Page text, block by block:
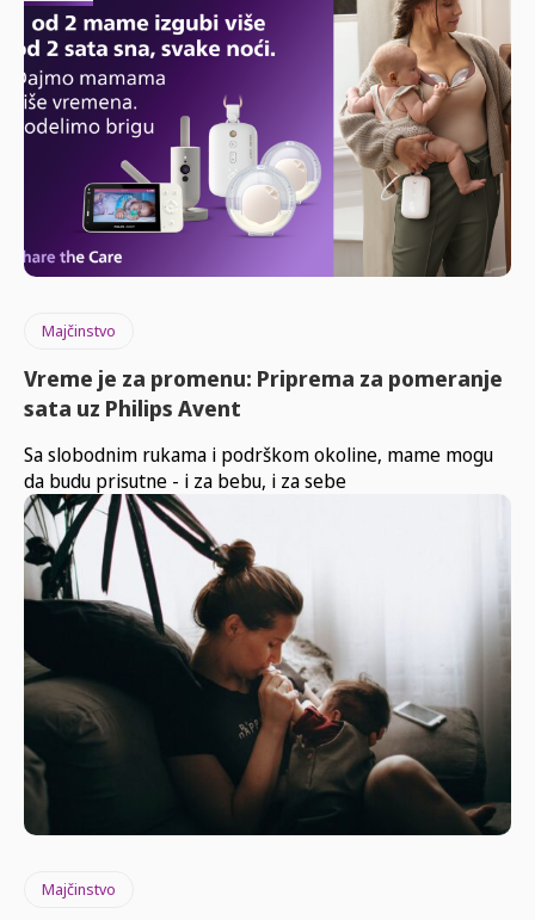
Majčinstvo
Vreme je za promenu: Priprema za pomeranje
sata uz Philips Avent
Sa slobodnim rukama i podrškom okoline, mame mogu
da budu prisutne - i za bebu, i za sebe
Majčinstvo